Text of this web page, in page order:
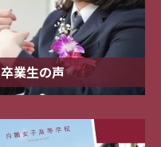
卒業生の声